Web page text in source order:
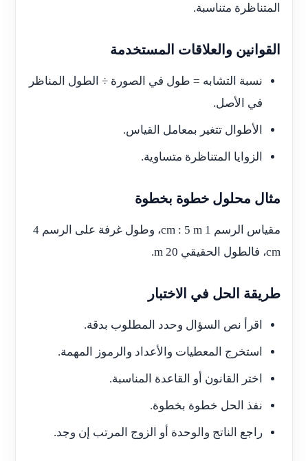
المتناظرة متناسبة.
القوانين والعلاقات المستخدمة
نسبة التشابه = طول في الصورة ÷ الطول المناظر
في الأصل.
الأطوال تتغير بمعامل القياس.
الزوايا المتناظرة متساوية.
مثال محلول خطوة بخطوة
مقياس الرسم 1 cm : 5 m، وطول غرفة على الرسم 4
cm، فالطول الحقيقي 20 m.
طريقة الحل في الاختبار
اقرأ نص السؤال وحدد المطلوب بدقة.
استخرج المعطيات والأعداد والرموز المهمة.
اختر القانون أو القاعدة المناسبة.
نفذ الحل خطوة بخطوة.
راجع الناتج والوحدة أو الزوج المرتب إن وجد.